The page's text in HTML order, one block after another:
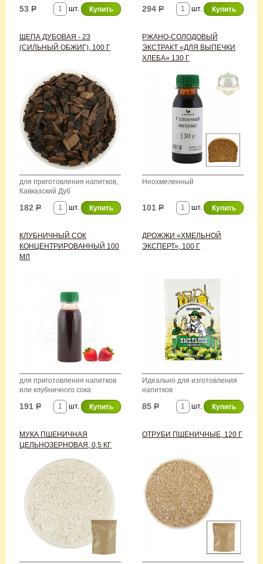
шт.
53 Р шт.
294 Р
ЩЕПА ДУБОВАЯ - 23
(СИЛЬНЫЙ ОБЖИГ), 100 Г
для приготовления напитков,
Кавказский Дуб
шт.
182 Р
РЖАНО-СОЛОДОВЫЙ
ЭКСТРАКТ «ДЛЯ ВЫПЕЧКИ
ХЛЕБА» 130 Г
Неохмеленный
шт.
101 Р
КЛУБНИЧНЫЙ СОК
КОНЦЕНТРИРОВАННЫЙ 100
МЛ
для приготовления напитков
или клубничного сока
шт.
191 Р
ДРОЖЖИ «ХМЕЛЬНОЙ
ЭКСПЕРТ», 100 Г
Идеально для изготовления
напитков
шт.
85 Р
МУКА ПШЕНИЧНАЯ
ЦЕЛЬНОЗЕРНОВАЯ, 0,5 КГ
ОТРУБИ ПШЕНИЧНЫЕ, 120 Г